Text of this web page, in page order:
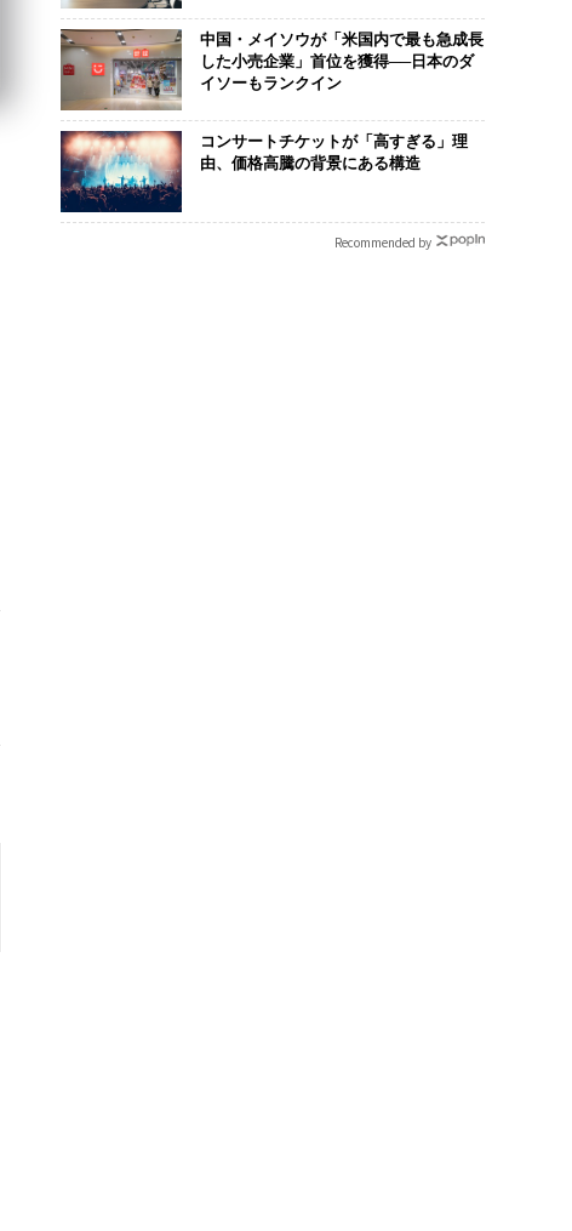
中国・メイソウが「米国内で最も急成長
した小売企業」首位を獲得──日本のダ
イソーもランクイン
コンサートチケットが「高すぎる」理
由、価格高騰の背景にある構造
Recommended by